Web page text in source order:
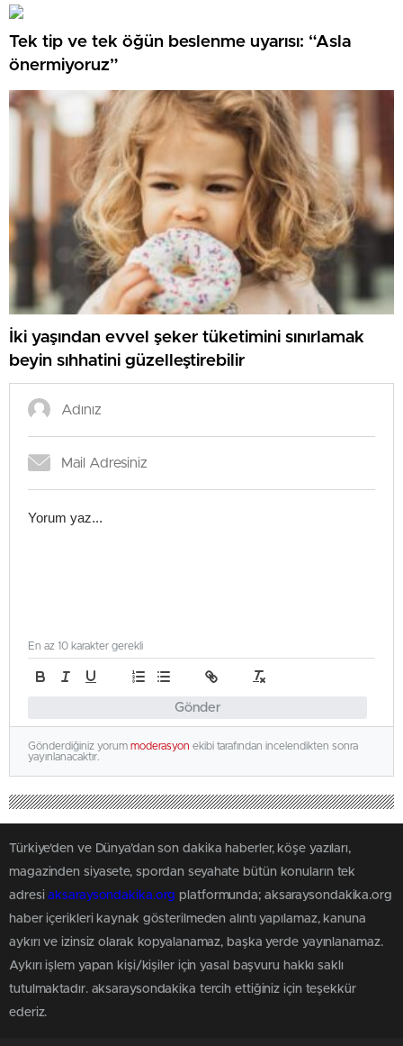
Tek tip ve tek öğün beslenme uyarısı: “Asla
önermiyoruz”
İki yaşından evvel şeker tüketimini sınırlamak
beyin sıhhatini güzelleştirebilir
Gönder
En az 10 karakter gerekli
Gönderdiğiniz yorum moderasyon ekibi tarafından incelendikten sonra
yayınlanacaktır.
Türkiye'den ve Dünya’dan son dakika haberler, köşe yazıları,
magazinden siyasete, spordan seyahate bütün konuların tek
adresiaksaraysondakika.org platformunda; aksaraysondakika.org
haber içerikleri kaynak gösterilmeden alıntı yapılamaz, kanuna
aykırı ve izinsiz olarak kopyalanamaz, başka yerde yayınlanamaz.
Aykırı işlem yapan kişi/kişiler için yasal başvuru hakkı saklı
tutulmaktadır. aksaraysondakika tercih ettiğiniz için teşekkür
ederiz.